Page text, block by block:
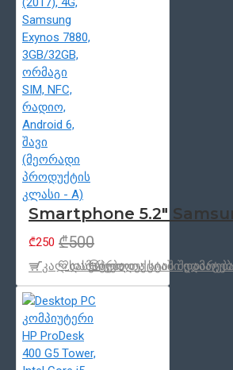
Smartphone 5.2"
₾250 ₾500
კალ.დამატება
სასურველთა სიაში
პროდუქცტის